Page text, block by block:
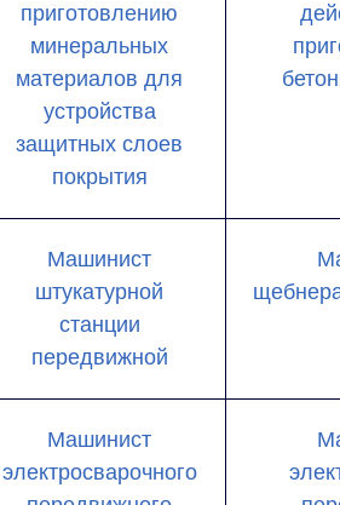
приготовлению
минеральных
материалов для
устройства
защитных слоев
покрытия
Машинист
штукатурной
станции
передвижной
Машинист
электросварочного